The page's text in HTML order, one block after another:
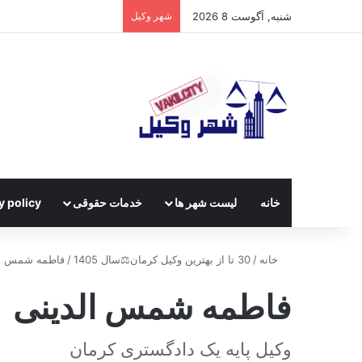
شنبه, آگوست 8 2026 شهر وکیل
خانه لیست شهر ها خدمات حقوقی policy
خانه / 30 تا از بهترین وکیل کرمان⚖️سال 1405 / فاطمه شمس
فاطمه شمس الدینی
وکیل پایه یک دادگستری کرمان